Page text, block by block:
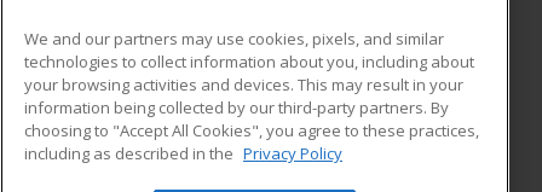
ADDITIONAL RESOURCES
Military
Financial Assistance
Help
Student Blog
We and our partners may use cookies, pixels, and similar
technologies to collect information about you, including about
your browsing activities and devices. This may result in your
information being collected by our third-party partners. By
choosing to "Accept All Cookies", you agree to these practices,
including as described in the Privacy Policy